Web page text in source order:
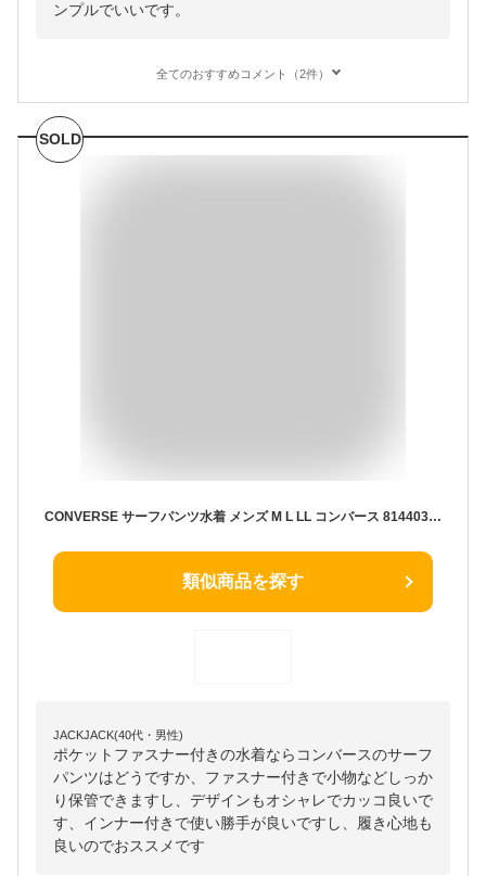
ンプルでいいです。
全てのおすすめコメント（2件）
SOLD
CONVERSE サーフパンツ水着 メンズ M L LL コンバース 814403 ブラック グレー ネイビー スイムウェア 海水パンツ 海パン 短パン トランクス ショートパンツ 男性 紳士 ジップポケット ファスナー付きポケット 黒 紺 青 ブルー 大きいサイズあり メール便送料無料
類似商品を探す
JACKJACK(40代・男性)
ポケットファスナー付きの水着ならコンバースのサーフ
パンツはどうですか、ファスナー付きで小物などしっか
り保管できますし、デザインもオシャレでカッコ良いで
す、インナー付きで使い勝手が良いですし、履き心地も
良いのでおススメです